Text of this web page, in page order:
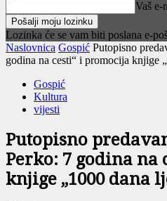
Vaš e-
Lozinka će se vam biti poslana e-
Naslovnica Gospić Putopisno
godina na cesti“ i promocija knjige
Gospić
Kultura
vijesti
Putopisno
Perko: 7 godina na
knjige „1000 dana